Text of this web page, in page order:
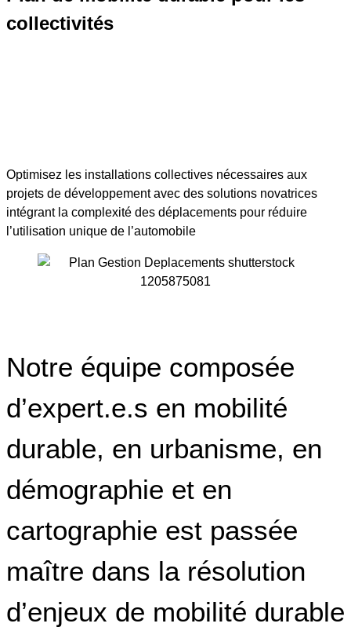
collectivités
Optimisez les installations collectives nécessaires aux
projets de développement avec des solutions novatrices
intégrant la complexité des déplacements pour réduire
l’utilisation unique de l’automobile
Notre équipe composée
d’expert.e.s en mobilité
durable, en urbanisme, en
démographie et en
cartographie est passée
maître dans la résolution
d’enjeux de mobilité durable